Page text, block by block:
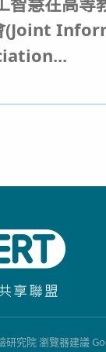
(Joint
研究院 瀏覽器建議